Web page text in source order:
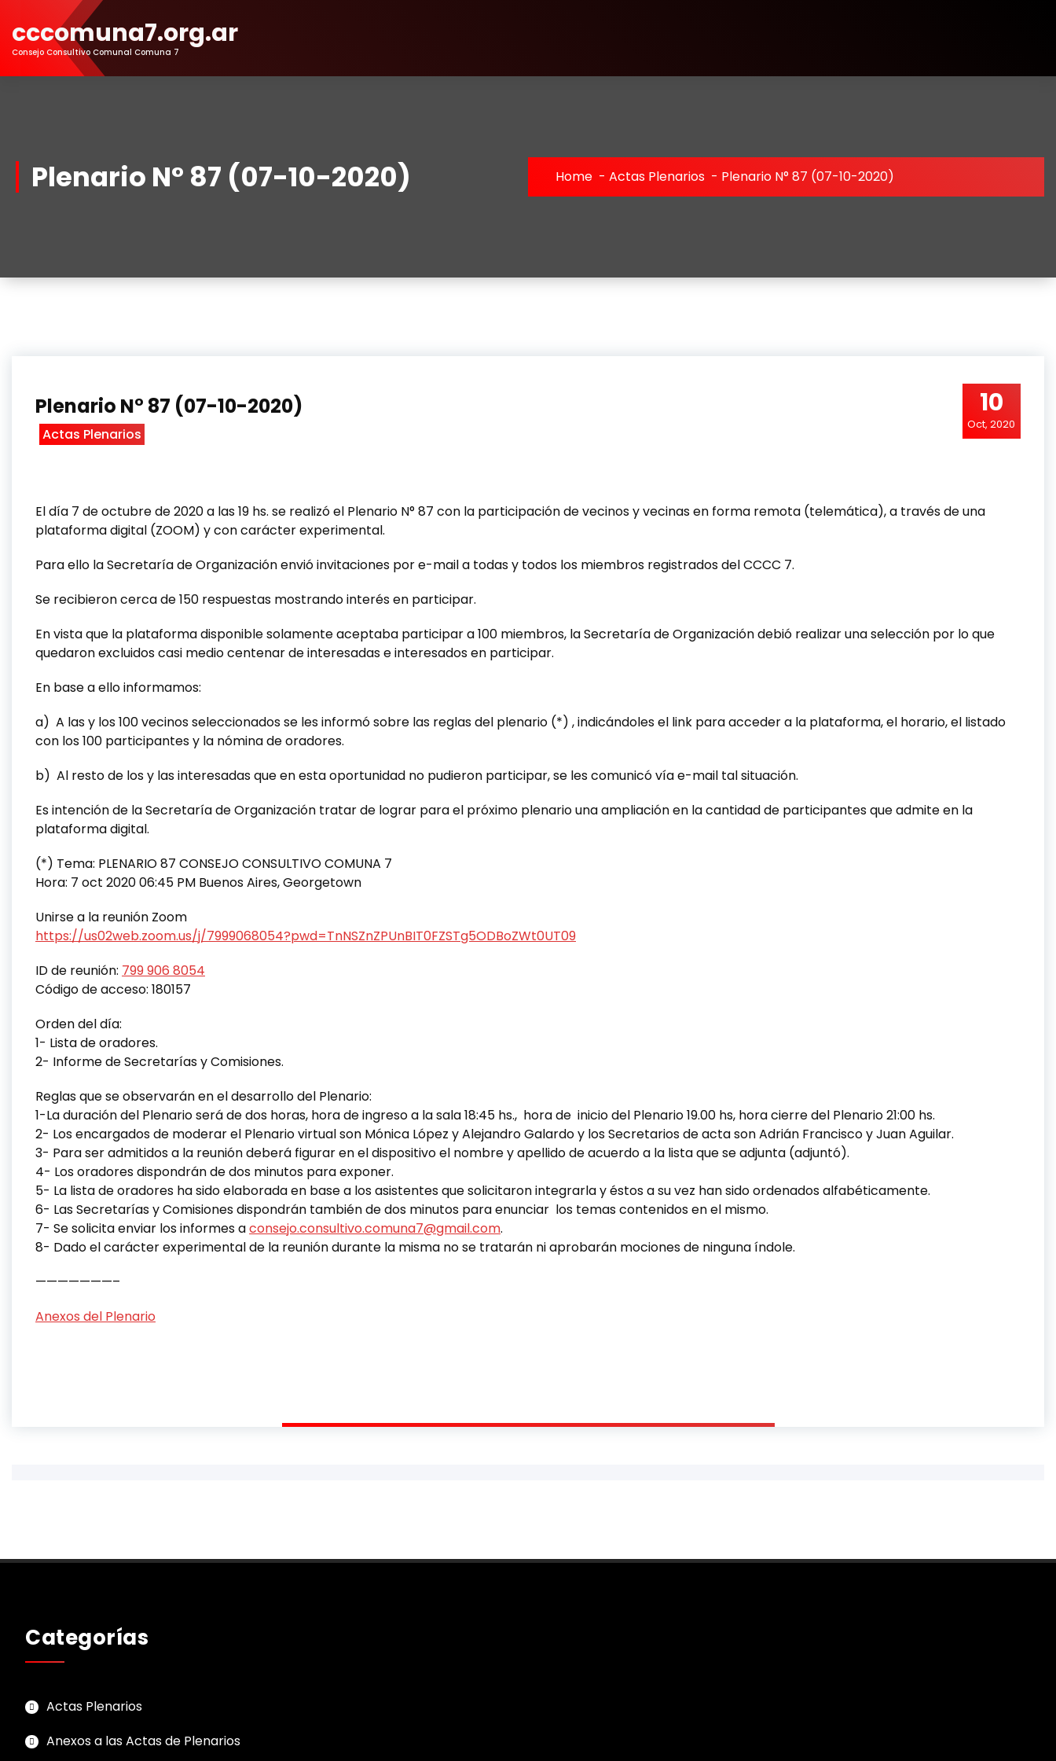
Content
cccomuna7.org.ar
Consejo Consultivo Comunal Comuna 7
Plenario N° 87 (07-10-2020) Home - Actas Plenarios - Plenario N° 87 (07-10-2020)
10
Oct, 2020
Plenario N° 87 (07-10-2020)
Actas Plenarios
El día 7 de octubre de 2020 a las 19 hs. se realizó el Plenario N° 87 con la participación de vecinos y vecinas en forma remota (telemática), a través de una
plataforma digital (ZOOM) y con carácter experimental.
Para ello la Secretaría de Organización envió invitaciones por e-mail a todas y todos los miembros registrados del CCCC 7.
Se recibieron cerca de 150 respuestas mostrando interés en participar.
En vista que la plataforma disponible solamente aceptaba participar a 100 miembros, la Secretaría de Organización debió realizar una selección por lo que
quedaron excluidos casi medio centenar de interesadas e interesados en participar.
En base a ello informamos:
a) A las y los 100 vecinos seleccionados se les informó sobre las reglas del plenario (*) , indicándoles el link para acceder a la plataforma, el horario, el listado
con los 100 participantes y la nómina de oradores.
b) Al resto de los y las interesadas que en esta oportunidad no pudieron participar, se les comunicó vía e-mail tal situación.
Es intención de la Secretaría de Organización tratar de lograr para el próximo plenario una ampliación en la cantidad de participantes que admite en la
plataforma digital.
(*) Tema: PLENARIO 87 CONSEJO CONSULTIVO COMUNA 7
Hora: 7 oct 2020 06:45 PM Buenos Aires, Georgetown
Unirse a la reunión Zoom
https://us02web.zoom.us/j/7999068054?pwd=TnNSZnZPUnBIT0FZSTg5ODBoZWt0UT09
ID de reunión: 799 906 8054
Código de acceso: 180157
Orden del día:
1- Lista de oradores.
2- Informe de Secretarías y Comisiones.
Reglas que se observarán en el desarrollo del Plenario:
1-La duración del Plenario será de dos horas, hora de ingreso a la sala 18:45 hs., hora de inicio del Plenario 19.00 hs, hora cierre del Plenario 21:00 hs.
2- Los encargados de moderar el Plenario virtual son Mónica López y Alejandro Galardo y los Secretarios de acta son Adrián Francisco y Juan Aguilar.
3- Para ser admitidos a la reunión deberá figurar en el dispositivo el nombre y apellido de acuerdo a la lista que se adjunta (adjuntó).
4- Los oradores dispondrán de dos minutos para exponer.
5- La lista de oradores ha sido elaborada en base a los asistentes que solicitaron integrarla y éstos a su vez han sido ordenados alfabéticamente.
6- Las Secretarías y Comisiones dispondrán también de dos minutos para enunciar los temas contenidos en el mismo.
7- Se solicita enviar los informes aconsejo.consultivo.comuna7@gmail.com.
8- Dado el carácter experimental de la reunión durante la misma no se tratarán ni aprobarán mociones de ninguna índole.
———————–
Anexos del Plenario
Categorías
Actas Plenarios
Anexos a las Actas de Plenarios